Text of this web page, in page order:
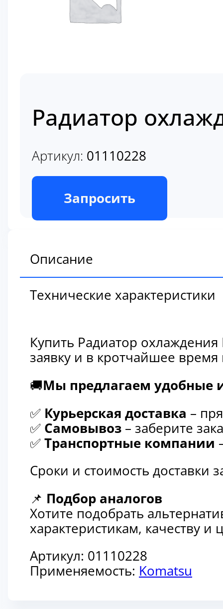
Радиатор
Артикул: 01110228
В наличии
Запросить
Описание
Технические характеристики
Купить Радиатор
заявку и в кротчайшее
🚚Мы предлагаем удобные
✅ Курьерская доставка –
✅ Самовывоз – заберите
✅ Транспортные компании
Сроки и стоимость доставки
📌 Подбор аналогов
Хотите подобрать
характеристикам, качеству
Артикул: 01110228
Применяемость: Komatsu